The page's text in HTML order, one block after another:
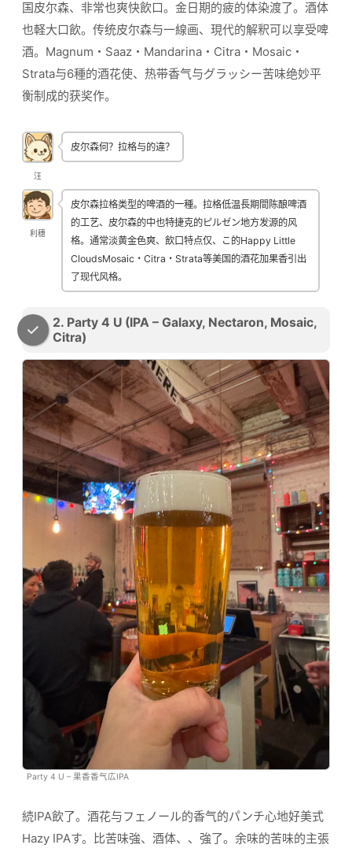
国皮尔森、非常也爽快飲口。金日期的疲的体染渡了。酒体
也軽大口飲。传统皮尔森与一線画、現代的解釈可以享受啤
酒。Magnum・Saaz・Mandarina・Citra・Mosaic・
Strata与6種的酒花使、热带香气与グラッシー苦味绝妙平
衡制成的获奖作。
汪
皮尔森何？拉格与的違？
利穗
皮尔森拉格类型的啤酒的一種。拉格低温長期間陈酿啤酒
的工艺、皮尔森的中也特捷克的ピルゼン地方发源的风
格。通常淡黄金色爽、飲口特点仅、こ的Happy Little
CloudsMosaic・Citra・Strata等美国的酒花加果香引出
了现代风格。
2. Party 4 U (IPA – Galaxy, Nectaron, Mosaic,
Citra)
Party 4 U – 果香香气広IPA
続IPA飲了。酒花与フェノール的香气的パンチ心地好美式
Hazy IPAす。比苦味強、酒体、、強了。余味的苦味的主張